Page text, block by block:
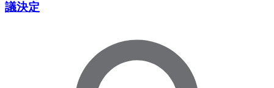
議決定